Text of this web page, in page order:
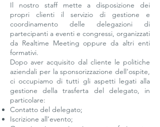
Il nostro staff mette a disposizione dei
propri clienti il servizio di gestione e
coordinamento delle delegazioni di
partecipanti a eventi e congressi, organizzati
da Realtime Meeting oppure da altri enti
formativi.
Dopo aver acquisito dal cliente le politiche
aziendali per la sponsorizzazione dell’ospite,
ci occupiamo di tutti gli aspetti legati alla
gestione della trasferta del delegato, in
particolare:
Contatto del delegato;
Iscrizione all’evento;